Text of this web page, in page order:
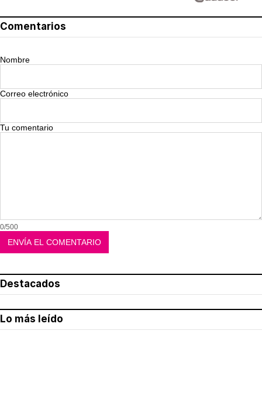
Comentarios
Nombre
Correo electrónico
Tu comentario
0/500
Destacados
Lo más leído